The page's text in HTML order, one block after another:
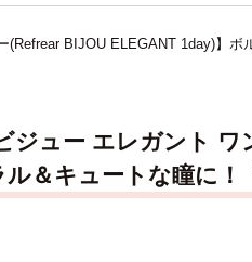
BIJOU ELEGANT 1day)】
ジュー エレガント ワ
＆キュートな瞳に！